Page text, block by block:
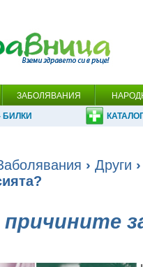
ЗАБОЛЯВАНИЯ
БИЛКИ
› Други ›
причините